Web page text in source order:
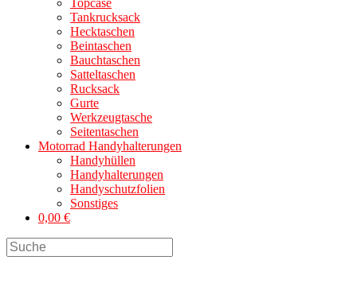
Topcase
Tankrucksack
Hecktaschen
Beintaschen
Bauchtaschen
Satteltaschen
Rucksack
Gurte
Werkzeugtasche
Seitentaschen
Motorrad Handyhalterungen
Handyhüllen
Handyhalterungen
Handyschutzfolien
Sonstiges
0,00 €
Search
this